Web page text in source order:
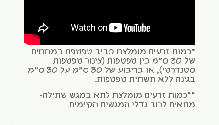
*כמות זרעים מומלצת סביב טפטפת במרוחים
של 30 ס"מ בין טפטפות (צינור טפטפות
סטנדרטי), או בריבוע של 30 ס"מ על 30 ס"מ
בגינה ללא תשתית טפטפות.
**כמות זרעים מומלצת לתא במגש שתילה-
מתאים לרוב גדלי המגשים הקיימים.